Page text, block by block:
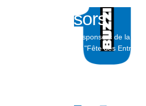
Nos Sponsors
Un grand merci à tous les sponsors de la
largement au succès de la "Fête des